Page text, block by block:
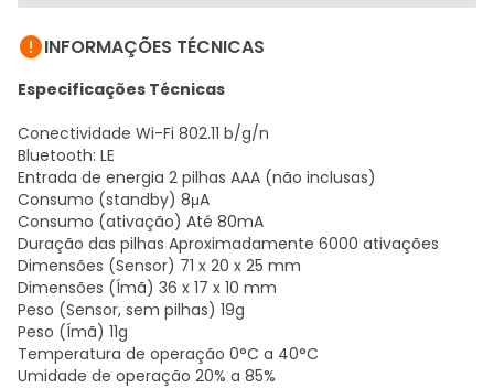
INFORMAÇÕES TÉCNICAS
Especificações Técnicas
Conectividade Wi-Fi 802.11 b/g/n
Bluetooth: LE
Entrada de energia 2 pilhas AAA (não inclusas)
Consumo (standby) 8μA
Consumo (ativação) Até 80mA
Duração das pilhas Aproximadamente 6000 ativações
Dimensões (Sensor) 71 x 20 x 25 mm
Dimensões (Ímã) 36 x 17 x 10 mm
Peso (Sensor, sem pilhas) 19g
Peso (Ímã) 11g
Temperatura de operação 0°C a 40°C
Umidade de operação 20% a 85%